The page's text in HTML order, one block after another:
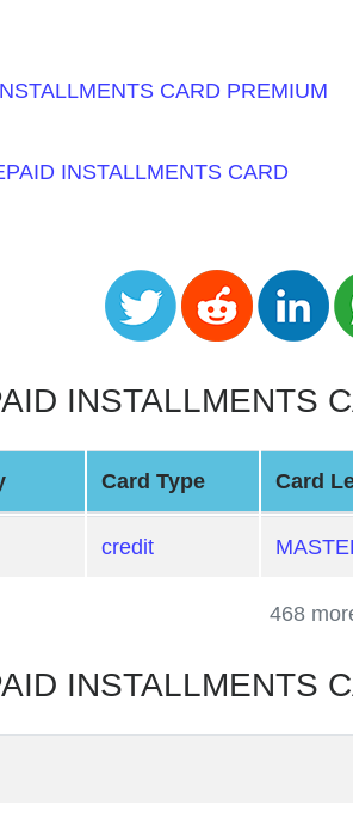
CARD PREMIUM
INSTALLMENTS CARD
Card Type Card
credit
468